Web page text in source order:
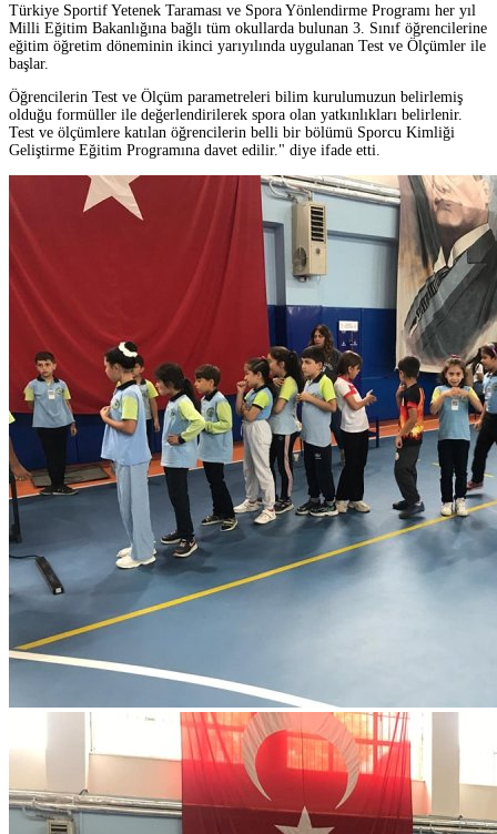
Türkiye Sportif Yetenek Taraması ve Spora Yönlendirme Programı her yıl
Milli Eğitim Bakanlığına bağlı tüm okullarda bulunan 3. Sınıf öğrencilerine
eğitim öğretim döneminin ikinci yarıyılında uygulanan Test ve Ölçümler ile
başlar.
Öğrencilerin Test ve Ölçüm parametreleri bilim kurulumuzun belirlemiş
olduğu formüller ile değerlendirilerek spora olan yatkınlıkları belirlenir.
Test ve ölçümlere katılan öğrencilerin belli bir bölümü Sporcu Kimliği
Geliştirme Eğitim Programına davet edilir." diye ifade etti.